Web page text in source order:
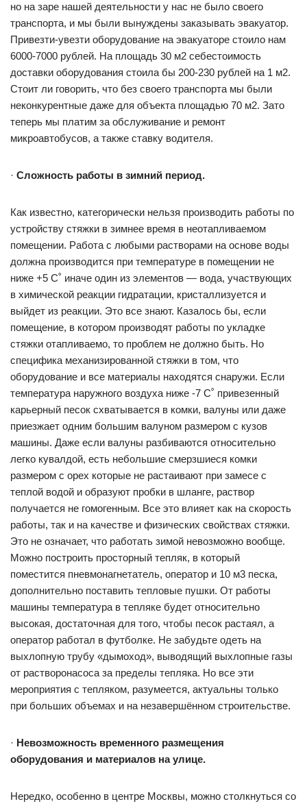
но на заре нашей деятельности у нас не было своего
транспорта, и мы были вынуждены заказывать эвакуатор.
Привезти-увезти оборудование на эвакуаторе стоило нам
6000-7000 рублей. На площадь 30 м2 себестоимость
доставки оборудования стоила бы 200-230 рублей на 1 м2.
Стоит ли говорить, что без своего транспорта мы были
неконкурентные даже для объекта площадью 70 м2. Зато
теперь мы платим за обслуживание и ремонт
микроавтобусов, а также ставку водителя.
· Сложность работы в зимний период.
Как известно, категорически нельзя производить работы по
устройству стяжки в зимнее время в неотапливаемом
помещении. Работа с любыми растворами на основе воды
должна производится при температуре в помещении не
ниже +5 С˚ иначе один из элементов — вода, участвующих
в химической реакции гидратации, кристаллизуется и
выйдет из реакции. Это все знают. Казалось бы, если
помещение, в котором производят работы по укладке
стяжки отапливаемо, то проблем не должно быть. Но
специфика механизированной стяжки в том, что
оборудование и все материалы находятся снаружи. Если
температура наружного воздуха ниже -7 С˚ привезенный
карьерный песок схватывается в комки, валуны или даже
приезжает одним большим валуном размером с кузов
машины. Даже если валуны разбиваются относительно
легко кувалдой, есть небольшие смерзшиеся комки
размером с орех которые не растаивают при замесе с
теплой водой и образуют пробки в шланге, раствор
получается не гомогенным. Все это влияет как на скорость
работы, так и на качестве и физических свойствах стяжки.
Это не означает, что работать зимой невозможно вообще.
Можно построить просторный тепляк, в который
поместится пневмонагнетатель, оператор и 10 м3 песка,
дополнительно поставить тепловые пушки. От работы
машины температура в тепляке будет относительно
высокая, достаточная для того, чтобы песок растаял, а
оператор работал в футболке. Не забудьте одеть на
выхлопную трубу «дымоход», выводящий выхлопные газы
от растворонасоса за пределы тепляка. Но все эти
мероприятия с тепляком, разумеется, актуальны только
при больших объемах и на незавершённом строительстве.
· Невозможность временного размещения
оборудования и материалов на улице.
Нередко, особенно в центре Москвы, можно столкнуться со